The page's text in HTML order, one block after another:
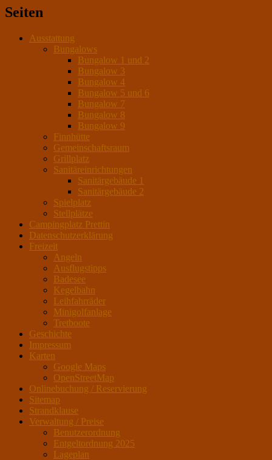
Seiten
Ausstattung
Bungalows
Bungalow 1 und 2
Bungalow 3
Bungalow 4
Bungalow 5 und 6
Bungalow 7
Bungalow 8
Bungalow 9
Finnhütte
Gemeinschaftsraum
Grillplatz
Sanitäreinrichtungen
Sanitärgebäude 1
Sanitärgebäude 2
Spielplatz
Stellplätze
Campingplatz Prettin
Datenschutzerklärung
Freizeit
Angeln
Ausflugstipps
Badesee
Kegelbahn
Leihfahrräder
Minigolfanlage
Tretboote
Geschichte
Impressum
Karten
Google Maps
OpenStreetMap
Onlinebuchung / Reservierung
Sitemap
Strandklause
Verwaltung / Preise
Benutzerordnung
Entgeltordnung 2025
Lageplan